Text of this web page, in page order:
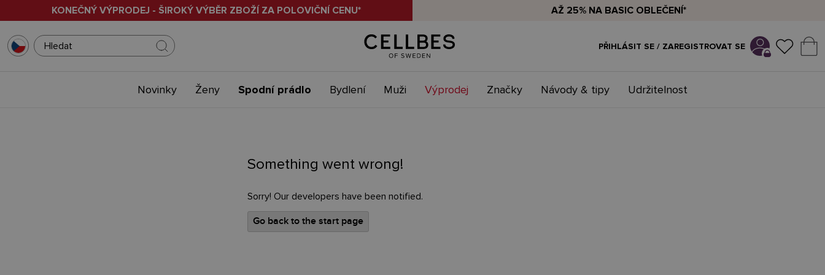
KONEČNÝ VÝPRODEJ - ŠIROKÝ VÝBĚR ZBOŽÍ ZA POLOVIČNÍ CENU* AŽ 25% NA BASIC OBLEČENÍ*
PŘIHLÁSIT SE / ZAREGISTROVAT SE
Novinky Ženy Spodní prádlo Bydlení Muži Výprodej Značky Návody & tipy Udržitelnost
Something went wrong!
Sorry! Our developers have been notified.
Go back to the start page